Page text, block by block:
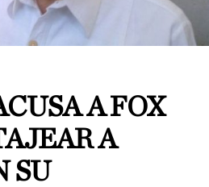
A FOX
A
SU